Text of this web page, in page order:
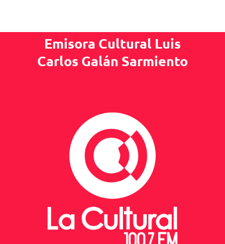
Emisora Cultural Luis
Carlos Galán Sarmiento